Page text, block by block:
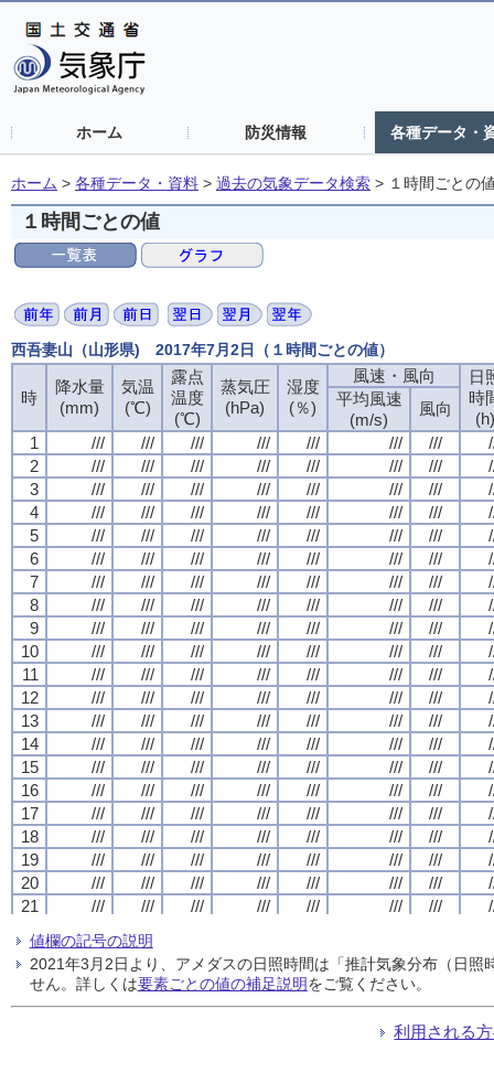
ホーム 防災情報 各種データ・
ホーム > 各種データ・資料 > 過去の気象データ検索 > １時間ごとの
１時間ごとの値
西吾妻山（山形県) 2017年7月2日（１時間ごとの値）
時
降水量
(mm)
気温
(℃)
露点
温度
(℃)
蒸気圧
(hPa)
湿度
(％)
風速・風向
日
時
(h)
平均風速
(m/s)
風向
1
/// /// /// /// /// /// ///
2
/// /// /// /// /// /// ///
3
/// /// /// /// /// /// ///
4
/// /// /// /// /// /// ///
5
/// /// /// /// /// /// ///
6
/// /// /// /// /// /// ///
7
/// /// /// /// /// /// ///
8
/// /// /// /// /// /// ///
9
/// /// /// /// /// /// ///
10
/// /// /// /// /// /// ///
11
/// /// /// /// /// /// ///
12
/// /// /// /// /// /// ///
13
/// /// /// /// /// /// ///
14
/// /// /// /// /// /// ///
15
/// /// /// /// /// /// ///
16
/// /// /// /// /// /// ///
17
/// /// /// /// /// /// ///
18
/// /// /// /// /// /// ///
19
/// /// /// /// /// /// ///
20
/// /// /// /// /// /// ///
21
/// /// /// /// /// /// ///
23
/// /// ///
24
/// /// /// /// /// /// ///
時
降水量
(mm)
気温
(℃)
露点
温度
(℃)
蒸気圧
(hPa)
湿度
(％)
風速・風向
日
時
(h)
平均風速
(m/s)
風向
1
/// /// /// /// /// /// ///
2
/// /// /// /// /// /// ///
3
/// /// /// /// /// /// ///
4
/// /// /// /// /// /// ///
5
/// /// /// /// /// /// ///
6
/// /// /// /// /// /// ///
7
/// /// /// /// /// /// ///
8
/// /// /// /// /// /// ///
9
/// /// /// /// /// /// ///
10
/// /// /// /// /// /// ///
11
/// /// /// /// /// /// ///
12
/// /// /// /// /// /// ///
13
/// /// /// /// /// /// ///
14
/// /// /// /// /// /// ///
15
/// /// /// /// /// /// ///
16
/// /// /// /// /// /// ///
17
/// /// /// /// /// /// ///
18
/// /// /// /// /// /// ///
19
/// /// /// /// /// /// ///
20
/// /// /// /// /// /// ///
21
/// /// /// /// /// /// ///
23
/// /// ///
24
/// /// /// /// /// /// ///
時
降水量
(mm)
気温
(℃)
露点
温度
(℃)
蒸気圧
(hPa)
湿度
(％)
風速・風向
日
時
(h)
平均風速
(m/s)
風向
1
/// /// /// /// /// /// ///
2
/// /// /// /// /// /// ///
3
/// /// /// /// /// /// ///
4
/// /// /// /// /// /// ///
5
/// /// /// /// /// /// ///
6
/// /// /// /// /// /// ///
7
/// /// /// /// /// /// ///
8
/// /// /// /// /// /// ///
9
/// /// /// /// /// /// ///
10
/// /// /// /// /// /// ///
11
/// /// /// /// /// /// ///
12
/// /// /// /// /// /// ///
13
/// /// /// /// /// /// ///
14
/// /// /// /// /// /// ///
15
/// /// /// /// /// /// ///
16
/// /// /// /// /// /// ///
17
/// /// /// /// /// /// ///
18
/// /// /// /// /// /// ///
19
/// /// /// /// /// /// ///
20
/// /// /// /// /// /// ///
21
/// /// /// /// /// /// ///
23
/// /// ///
24
/// /// /// /// /// /// ///
時
降水量
(mm)
気温
(℃)
露点
温度
(℃)
蒸気圧
(hPa)
湿度
(％)
風速・風向
日
時
(h)
平均風速
(m/s)
風向
1
/// /// /// /// /// /// ///
2
/// /// /// /// /// /// ///
3
/// /// /// /// /// /// ///
4
/// /// /// /// /// /// ///
5
/// /// /// /// /// /// ///
6
/// /// /// /// /// /// ///
7
/// /// /// /// /// /// ///
8
/// /// /// /// /// /// ///
9
/// /// /// /// /// /// ///
10
/// /// /// /// /// /// ///
11
/// /// /// /// /// /// ///
12
/// /// /// /// /// /// ///
13
/// /// /// /// /// /// ///
14
/// /// /// /// /// /// ///
15
/// /// /// /// /// /// ///
16
/// /// /// /// /// /// ///
17
/// /// /// /// /// /// ///
18
/// /// /// /// /// /// ///
19
/// /// /// /// /// /// ///
20
/// /// /// /// /// /// ///
21
/// /// /// /// /// /// ///
23
/// /// ///
24
/// /// /// /// /// /// ///
値欄の記号の説明
2021年3月2日より、アメダスの日照時間は「推計気象分布（日
せん。詳しくは要素ごとの値の補足説明をご覧ください。
利用される